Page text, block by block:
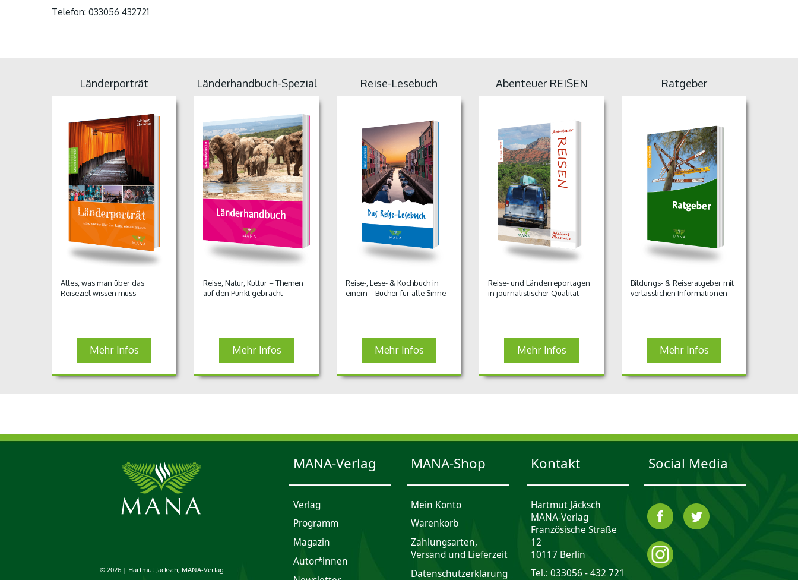
Telefon: 033056 432721
Länderporträt
Alles, was man über das
Reiseziel wissen muss
Mehr Infos
Länderhandbuch-Spezial
Reise, Natur, Kultur – Themen
auf den Punkt gebracht
Mehr Infos
Reise-Lesebuch
Reise-, Lese- & Kochbuch in
einem – Bücher für alle Sinne
Mehr Infos
Abenteuer REISEN
Reise- und Länderreportagen
in journalistischer Qualität
Mehr Infos
Ratgeber
Bildungs- & Reiseratgeber mit
verlässlichen Informationen
Mehr Infos
© 2026 | Hartmut Jäcksch, MANA-Verlag
MANA-Verlag
Verlag
Programm
Magazin
Autor*innen
MANA-Shop
Mein Konto
Waren­korb
Zahlungsarten,
Versand und Lieferzeit
Daten­schutz­er­klärung
Kontakt
Hartmut Jäcksch
MANA-Verlag
Französische Straße
12
10117 Berlin
Tel.: 033056 - 432 721
Social Media